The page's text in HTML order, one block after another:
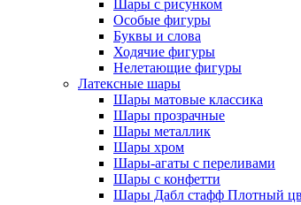
Шары с рисунком
Особые фигуры
Буквы и слова
Ходячие фигуры
Нелетающие фигуры
Латексные шары
Шары матовые классика
Шары прозрачные
Шары металлик
Шары хром
Шары-агаты с переливами
Шары с конфетти
Шары Дабл стафф Плотный